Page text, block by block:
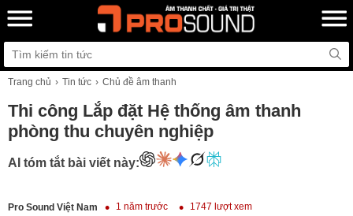
Trang chủ Tin tức Chủ đề âm thanh
Thi công Lắp đặt Hệ thống âm thanh
phòng thu chuyên nghiệp
AI tóm tắt bài viết này:
Pro Sound Việt Nam 1 năm trước 1747 lượt xem